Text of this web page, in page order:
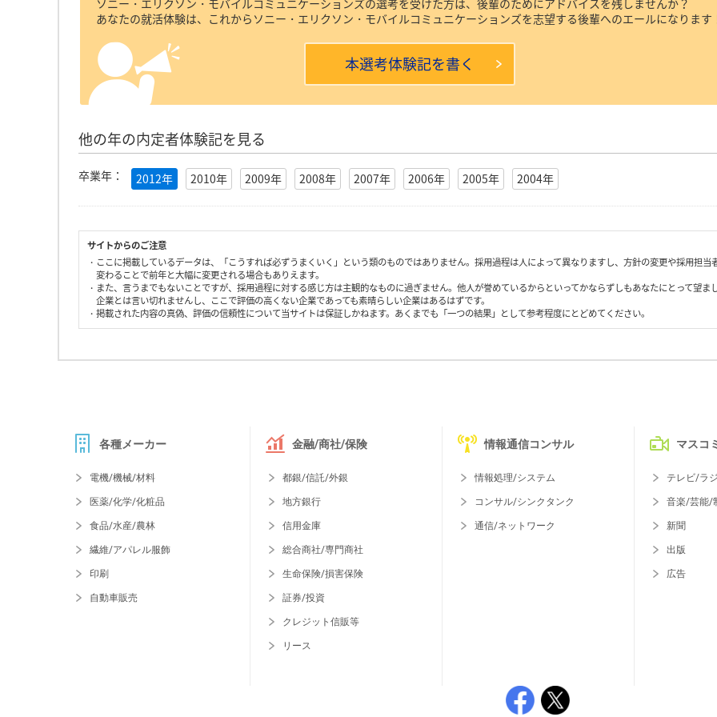
ソニー・エリクソン・モバイルコミュニケーションズの選考を受けた方は、後輩のためにアドバイスを残しませんか？
あなたの就活体験は、これからソニー・エリクソン・モバイルコミュニケーションズを志望する後輩へのエールになります
本選考体験記を書く
他の年の内定者体験記を見る
卒業年： 2012年 2010年 2009年 2008年 2007年 2006年 2005年 2004年
サイトからのご注意
・ここに掲載しているデータは、「こうすれば必ずうまくいく」という類のものではありません。採用過程は人によって異なりますし、方針の変更や採用担当
変わることで前年と大幅に変更される場合もありえます。
・また、言うまでもないことですが、採用過程に対する感じ方は主観的なものに過ぎません。他人が誉めているからといってかならずしもあなたにとって望ま
企業とは言い切れませんし、ここで評価の高くない企業であっても素晴らしい企業はあるはずです。
・掲載された内容の真偽、評価の信頼性について当サイトは保証しかねます。あくまでも「一つの結果」として参考程度にとどめてください。
各種メーカー
電機/機械/材料
医薬/化学/化粧品
食品/水産/農林
繊維/アパレル服飾
印刷
自動車販売
金融/商社/保険
都銀/信託/外銀
地方銀行
信用金庫
総合商社/専門商社
生命保険/損害保険
証券/投資
クレジット信販等
リース
情報通信コンサル
情報処理/システム
コンサル/シンクタンク
通信/ネットワーク
マスコミ
テレビ/ラ
音楽/芸能/
新聞
出版
広告